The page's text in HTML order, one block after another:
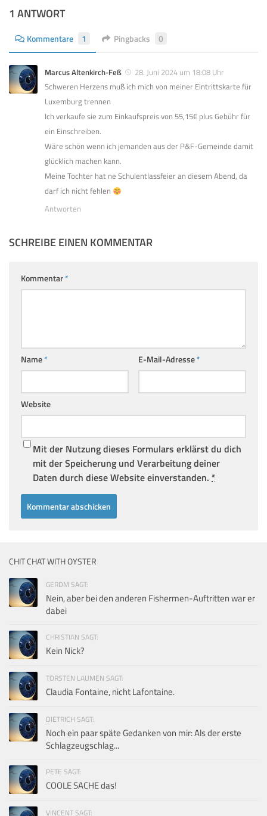
1 ANTWORT
Kommentare 1 Pingbacks 0
Marcus Altenkirch-Feß
28. Juni 2024 um 18:08 Uhr
Schweren Herzens muß ich mich von meiner Eintrittskarte für
Luxemburg trennen
Ich verkaufe sie zum Einkaufspreis von 55,15€ plus Gebühr für
ein Einschreiben.
Wäre schön wenn ich jemanden aus der P&F-Gemeinde damit
glücklich machen kann.
Meine Tochter hat ne Schulentlassfeier an diesem Abend, da
darf ich nicht fehlen
Antworten
SCHREIBE EINEN KOMMENTAR
Kommentar*
Name* E-Mail-Adresse*
Website
Mit der Nutzung dieses Formulars erklärst du dich
mit der Speicherung und Verarbeitung deiner
Daten durch diese Website einverstanden. *
CHIT CHAT WITH OYSTER
GERDM SAGT:
Nein, aber bei den anderen Fishermen-Auftritten war er
dabei
CHRISTIAN SAGT:
Kein Nick?
TORSTEN LAUMEN SAGT:
Claudia Fontaine, nicht Lafontaine.
DIETRICH SAGT:
Noch ein paar späte Gedanken von mir: Als der erste
Schlagzeugschlag...
PETE SAGT:
COOLE SACHE das!
VINCENT SAGT: